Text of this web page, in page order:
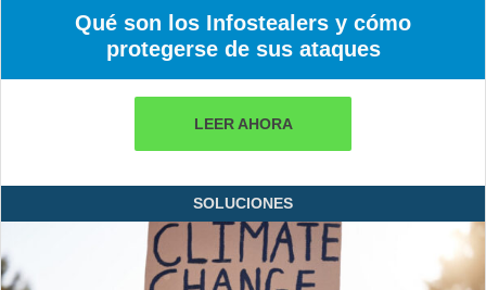
Qué son los Infostealers y cómo
protegerse de sus ataques
LEER AHORA
SOLUCIONES